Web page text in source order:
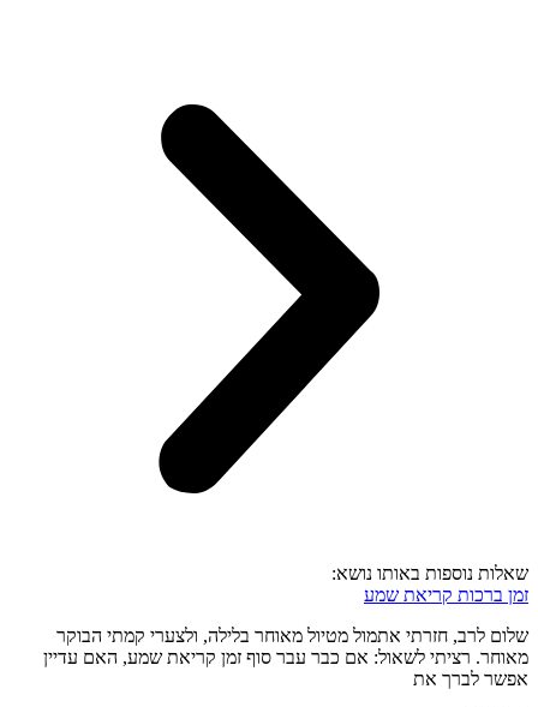
שאלות נוספות באותו נושא:
זמן ברכות קריאת שמע
שלום לרב, חזרתי אתמול מטיול מאוחר בלילה, ולצערי קמתי הבוקר
מאוחר. רציתי לשאול: אם כבר עבר סוף זמן קריאת שמע, האם עדיין
אפשר לברך את